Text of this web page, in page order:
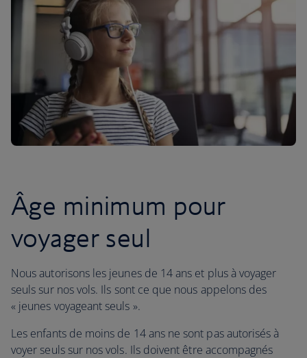
Âge minimum pour
voyager seul
Nous autorisons les jeunes de 14 ans et plus à voyager
seuls sur nos vols. Ils sont ce que nous appelons des
« jeunes voyageant seuls ».
Les enfants de moins de 14 ans ne sont pas autorisés à
voyer seuls sur nos vols. Ils doivent être accompagnés